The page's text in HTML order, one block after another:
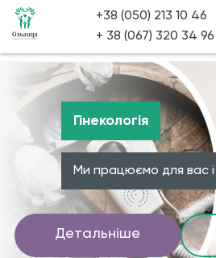
+38 (050) 213 10 46
+ 38 (067) 320 34 96
Гінекологія
Ми працюємо для вас
Детальніше